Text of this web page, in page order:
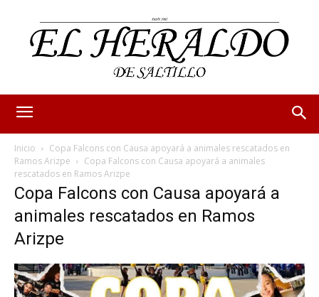
Inicio
Copa Falcons con Causa apoyará a animales rescatados en
Ramos Arizpe
Copa Falcons con Causa apoyará a animales
rescatados en Ramos Arizpe
Copa Falcons con Causa apoyará a
animales rescatados en Ramos
Arizpe